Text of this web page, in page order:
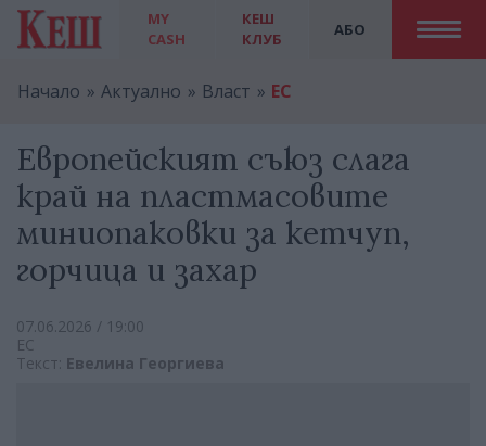
MY
CASH
АБО
КЕШ
КЛУБ
Начало Актуално Власт ЕС
Европейският съюз слага
край на пластмасовите
миниопаковки за кетчуп,
горчица и захар
07.06.2026 / 19:00
ЕС
Текст: Евелина Георгиева